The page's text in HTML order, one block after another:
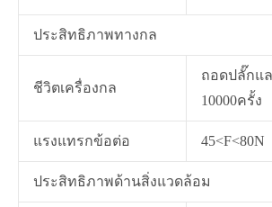
ประสิทธิภาพทางกล
ชีวิตเครื่องกล
ถอดปลั๊กแ
10000ครั้ง
แรงแทรกข้อต่อ 45<F<80N
ประสิทธิภาพด้านสิ่งแวดล้อม